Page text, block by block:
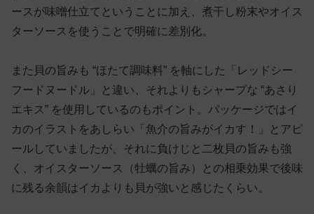
ースが味噌仕立てということに加え、煮干し粉末やオイス
ターソースを使うことで明確に差別化。
また貝の旨みも “ほたて調味料” を軸にした「レッドシー
フードヌードル」と違い、それよりもシャープな “あさり
エキス” を使用しているのもポイント。パッケージではイ
カのイラストをあしらい「魚介の旨みがイカす！」とアピ
ールしていましたが、それに負けじと二枚貝の旨みも強
く、オイスターソース（牡蠣の旨み）との相乗効果で後味
に残る余韻はイカよりも貝が強いと感じたくらい。